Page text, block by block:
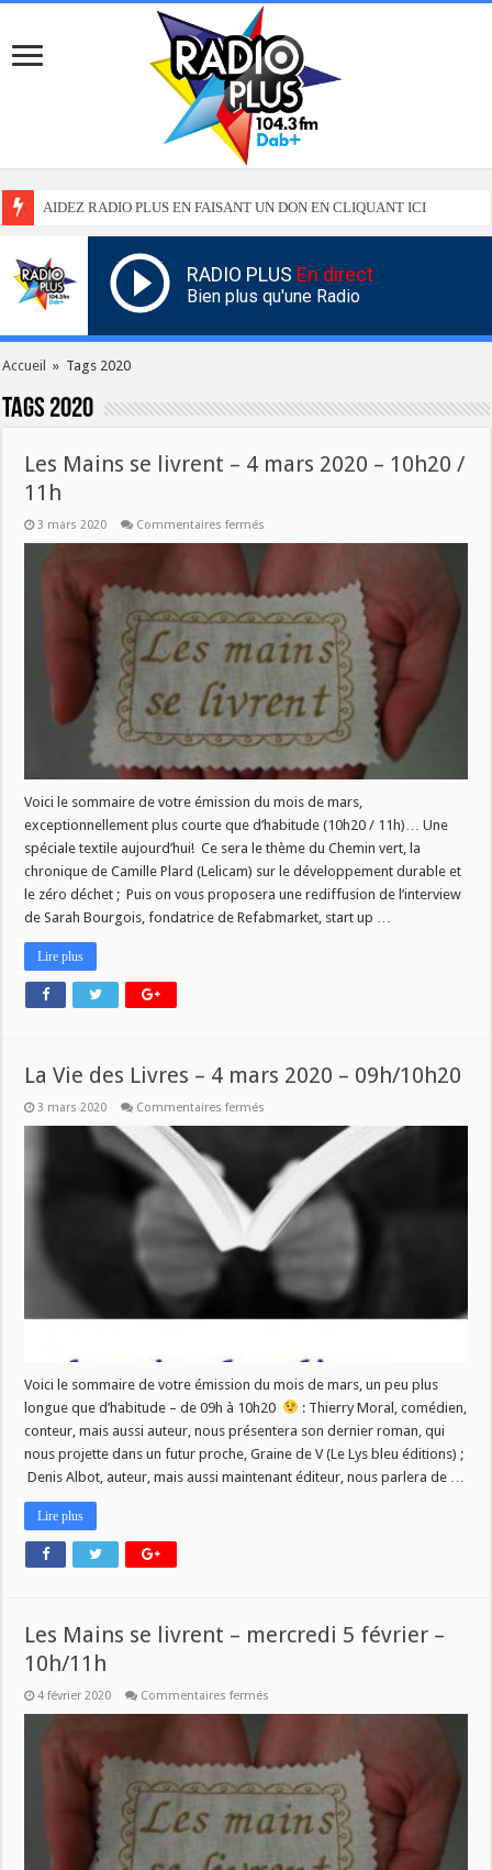
AIDEZ RADIO PLUS EN FAISANT UN DON EN CLIQUANT ICI
RADIO PLUS En direct
Bien plus qu'une Radio
Accueil » Tags 2020
Tags 2020
Les Mains se livrent – 4 mars 2020 – 10h20 /
11h
3 mars 2020 Commentaires fermés
–
mars
2020
–
10h20
11h
Voici le sommaire de votre émission du mois de mars,
exceptionnellement plus courte que d’habitude (10h20 / 11h)… Une
spéciale textile aujourd’hui! Ce sera le thème du Chemin vert, la
chronique de Camille Plard (Lelicam) sur le développement durable et
le zéro déchet ; Puis on vous proposera une rediffusion de l’interview
de Sarah Bourgois, fondatrice de Refabmarket, start up …
Lire plus
La Vie des Livres – 4 mars 2020 – 09h/10h20
3 mars 2020 Commentaires fermés
Livres
–
4
mars
2020
–
09h/10h20
Voici le sommaire de votre émission du mois de mars, un peu plus
longue que d’habitude – de 09h à 10h20
: Thierry Moral, comédien,
conteur, mais aussi auteur, nous présentera son dernier roman, qui
nous projette dans un futur proche, Graine de V (Le Lys bleu éditions) ;
Denis Albot, auteur, mais aussi maintenant éditeur, nous parlera de …
Lire plus
Les Mains se livrent – mercredi 5 février –
10h/11h
4 février 2020 Commentaires fermés
–
mercredi
5
février
–
10h/11h